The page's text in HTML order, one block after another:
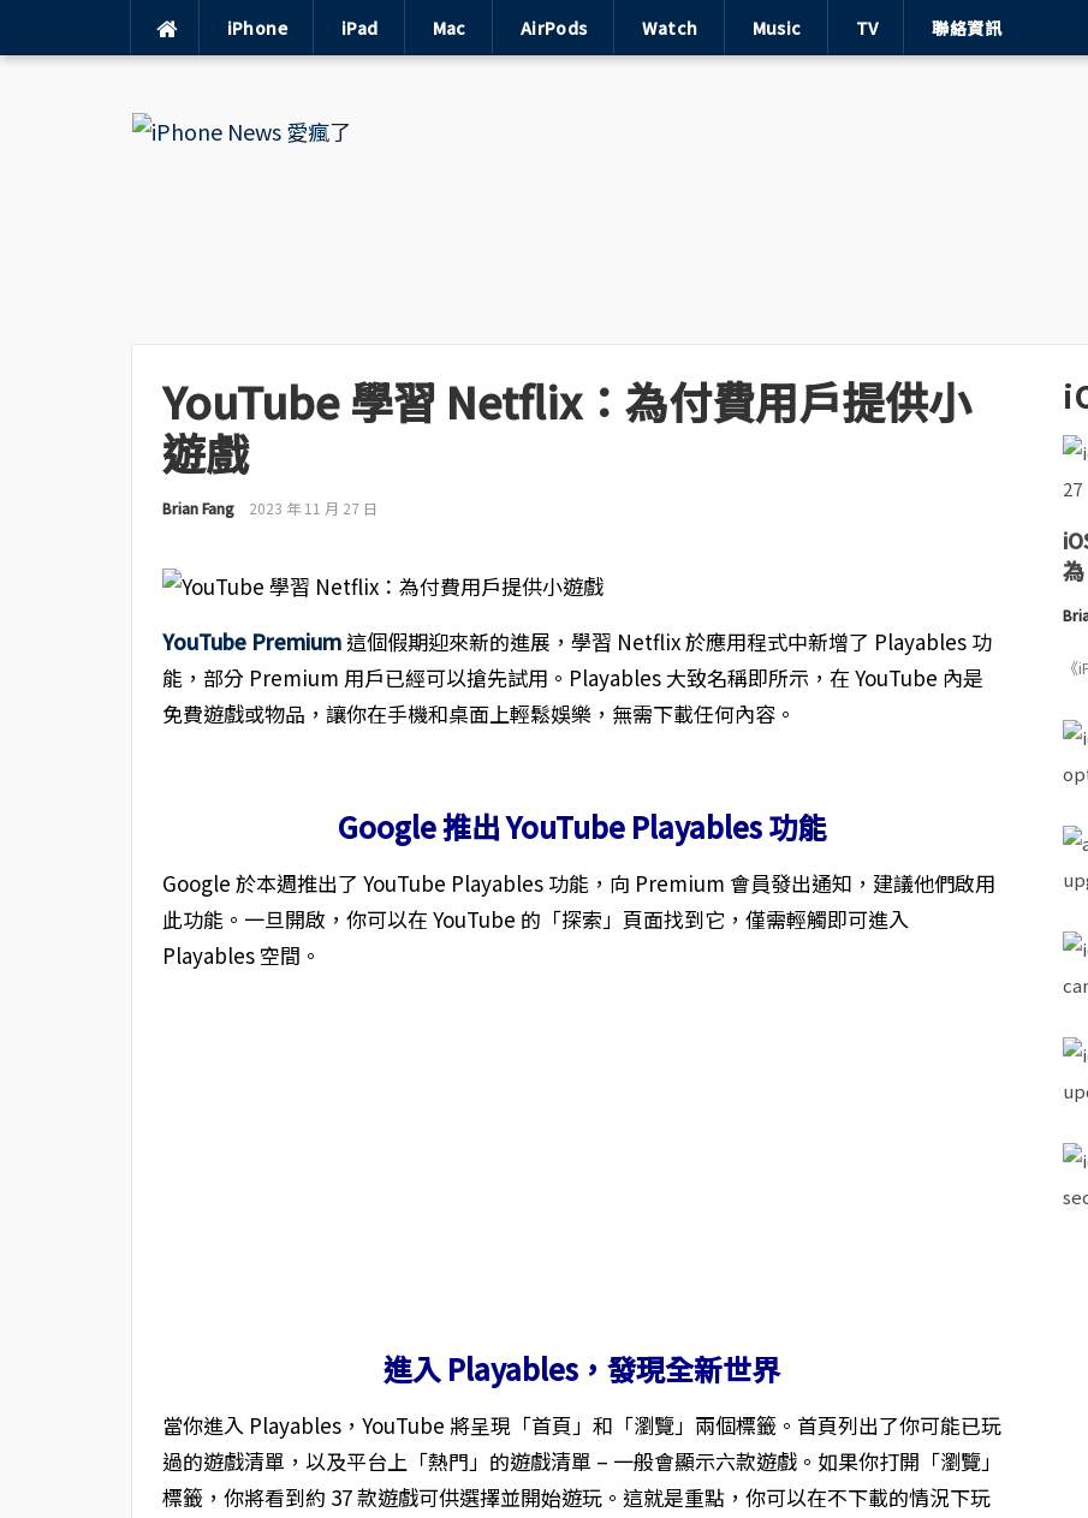
iPhone iPad Mac AirPods Watch Music TV 聯絡資訊
YouTube 學習 Netflix：為付費用戶提供小
遊戲
Brian Fang 2023 年 11 月 27 日
YouTube Premium這個假期迎來新的進展，學習 Netflix 於應用程式中新增了 Playables 功
能，部分 Premium 用戶已經可以搶先試用。Playables 大致名稱即所示，在 YouTube 內是
免費遊戲或物品，讓你在手機和桌面上輕鬆娛樂，無需下載任何內容。
Google 推出 YouTube Playables 功能
Google 於本週推出了 YouTube Playables 功能，向 Premium 會員發出通知，建議他們啟用
此功能。一旦開啟，你可以在 YouTube 的「探索」頁面找到它，僅需輕觸即可進入
Playables 空間。
進入 Playables，發現全新世界
當你進入 Playables，YouTube 將呈現「首頁」和「瀏覽」兩個標籤。首頁列出了你可能已玩
過的遊戲清單，以及平台上「熱門」的遊戲清單 – 一般會顯示六款遊戲。如果你打開「瀏覽」
標籤，你將看到約 37 款遊戲可供選擇並開始遊玩。這就是重點，你可以在不下載的情況下玩